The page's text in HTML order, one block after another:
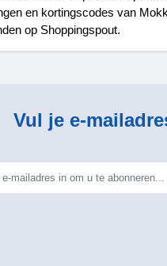
en kortingscodes van
op Shoppingspout.
Vul je e-